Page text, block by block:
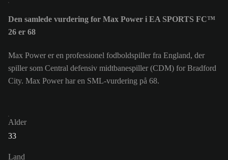
Den samlede vurdering for Max Power i EA SPORTS FC™
26 er 68
Max Power er en professionel fodboldspiller fra England, der
spiller som Central defensiv midtbanespiller (CDM) for Bradford
City. Max Power har en SML-vurdering på 68.
Alder
33
Land